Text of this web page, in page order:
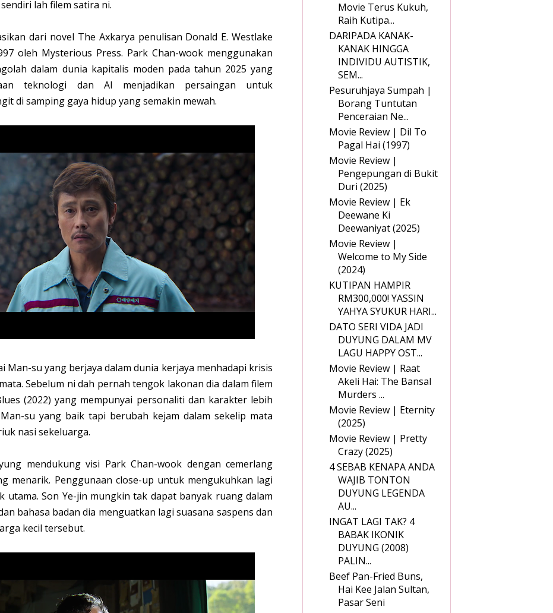
lah filem satira ni.
dari novel The Axkarya penulisan Donald E. Westlake
oleh Mysterious Press. Park Chan-wook menggunakan
dalam dunia kapitalis moden pada tahun 2025 yang
teknologi dan AI menjadikan persaingan untuk
di samping gaya hidup yang semakin mewah.
Man-su yang berjaya dalam dunia kerjaya menhadapi krisis
Sebelum ni dah pernah tengok lakonan dia dalam filem
(2022) yang mempunyai personaliti dan karakter lebih
su yang baik tapi berubah kejam dalam sekelip mata
nasi sekeluarga.
mendukung visi Park Chan-wook dengan cemerlang
menarik. Penggunaan close-up untuk mengukuhkan lagi
utama. Son Ye-jin mungkin tak dapat banyak ruang dalam
bahasa badan dia menguatkan lagi suasana saspens dan
kecil tersebut.
Movie Terus Kukuh,
Raih Kutipa...
DARIPADA KANAK-
KANAK HINGGA
INDIVIDU AUTISTIK,
SEM...
Pesuruhjaya Sumpah |
Borang Tuntutan
Penceraian Ne...
Movie Review | Dil To
Pagal Hai (1997)
Movie Review |
Pengepungan di Bukit
Duri (2025)
Movie Review | Ek
Deewane Ki
Deewaniyat (2025)
Movie Review |
Welcome to My Side
(2024)
KUTIPAN HAMPIR
RM300,000! YASSIN
YAHYA SYUKUR HARI...
DATO SERI VIDA JADI
DUYUNG DALAM MV
LAGU HAPPY OST...
Movie Review | Raat
Akeli Hai: The Bansal
Murders ...
Movie Review | Eternity
(2025)
Movie Review | Pretty
Crazy (2025)
4 SEBAB KENAPA ANDA
WAJIB TONTON
DUYUNG LEGENDA
AU...
INGAT LAGI TAK? 4
BABAK IKONIK
DUYUNG (2008)
PALIN...
Beef Pan-Fried Buns,
Hai Kee Jalan Sultan,
Pasar Seni